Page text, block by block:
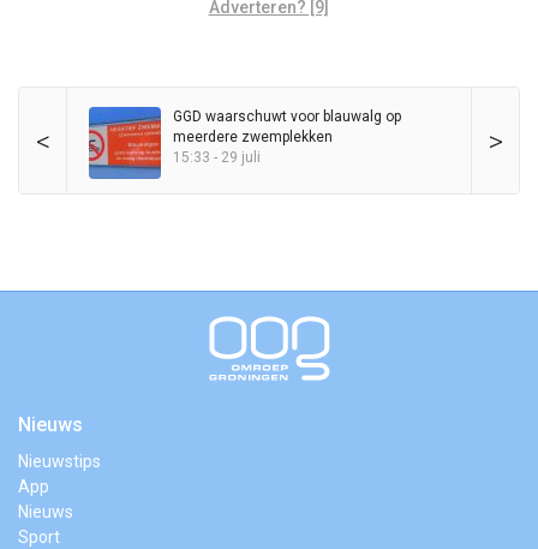
Adverteren? [9]
< >
GGD waarschuwt voor blauwalg op
meerdere zwemplekken
15:33 - 29 juli
Nieuws
Nieuwstips
App
Nieuws
Sport